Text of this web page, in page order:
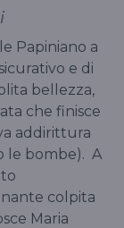
Papiniano a
e di
bellezza,
che finisce
addirittura
le bombe). A
colpita
Maria